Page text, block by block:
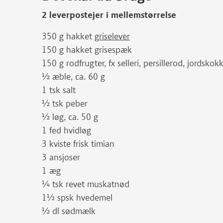
2 leverpostejer i mellemstørrelse
350 g hakket griselever
150 g hakket grisespæk
150 g rodfrugter, fx selleri, persillerod,
½ æble, ca. 60 g
1 tsk salt
½ tsk peber
½ løg, ca. 50 g
1 fed hvidløg
3 kviste frisk timian
3 ansjoser
1 æg
¼ tsk revet muskatnød
1½ spsk hvedemel
½ dl sødmælk